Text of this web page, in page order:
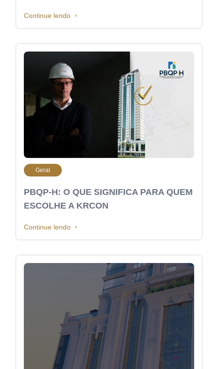
Continue lendo
Geral
PBQP-H: O QUE SIGNIFICA PARA QUEM
ESCOLHE A KRCON
Continue lendo